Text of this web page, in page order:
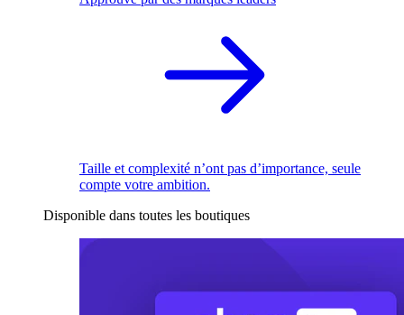
Taille et complexité n’ont pas d’importance, seule
compte votre ambition.
Disponible dans toutes les boutiques